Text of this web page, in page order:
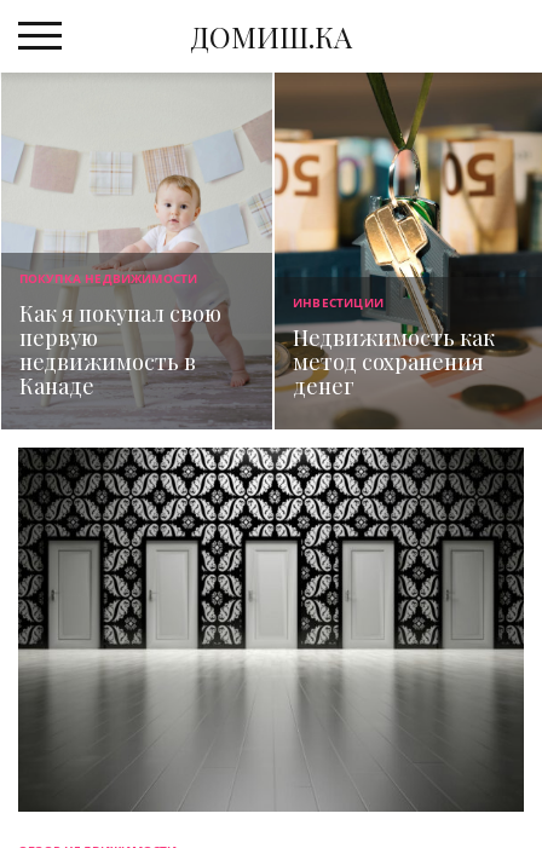
ДОМИШ.КА
ПОКУПКА НЕДВИЖИМОСТИ
Как я покупал свою
первую
недвижимость в
Канаде
ИНВЕСТИЦИИ
Недвижимость как
метод сохранения
денег